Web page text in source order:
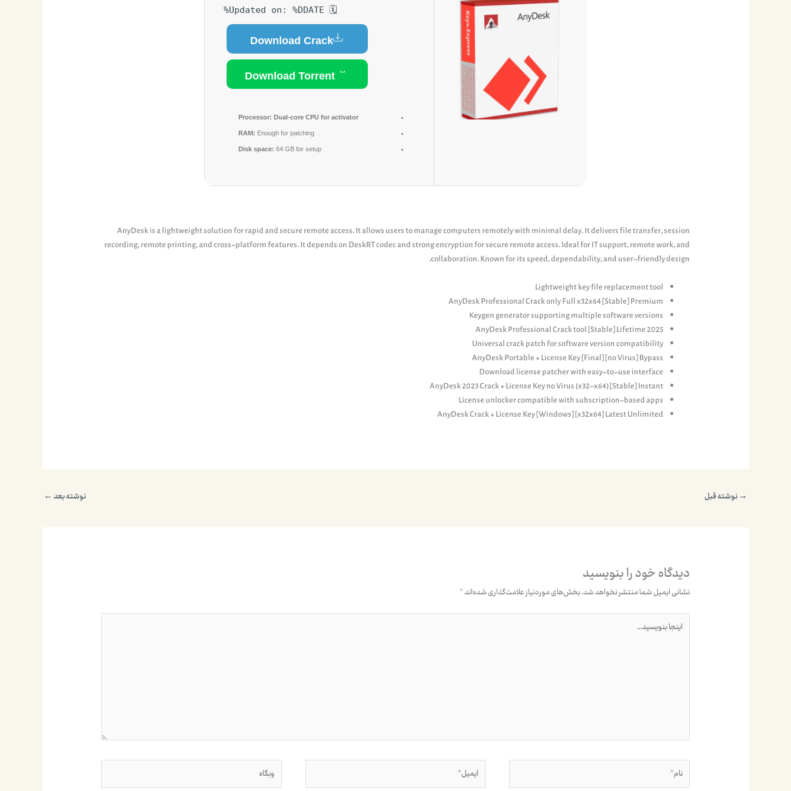
🗓 Updated on: %DDATE%
Download Crack
Processor: Dual-core CPU for activator
RAM: Enough for patching
Disk space: 64 GB for setup
AnyDesk is a lightweight solution for rapid and secure remote access. It allows users to manage computers remotely with minimal delay. It delivers file transfer, session
recording, remote printing, and cross-platform features. It depends on DeskRT codec and strong encryption for secure remote access. Ideal for IT support, remote work, and
collaboration. Known for its speed, dependability, and user-friendly design.
Lightweight key file replacement tool
AnyDesk Professional Crack only Full x32x64 [Stable] Premium
Keygen generator supporting multiple software versions
AnyDesk Professional Crack tool [Stable] Lifetime 2025
Universal crack patch for software version compatibility
AnyDesk Portable + License Key [Final] [no Virus] Bypass
Download license patcher with easy-to-use interface
AnyDesk 2023 Crack + License Key no Virus (x32-x64) [Stable] Instant
License unlocker compatible with subscription-based apps
AnyDesk Crack + License Key [Windows] [x32x64] Latest Unlimited
→ نوشته قبل نوشته بعد ←
دیدگاه‌ خود را بنویسید
نشانی ایمیل شما منتشر نخواهد شد.بخش‌های موردنیاز علامت‌گذاری شده‌اند*
بنویسید…